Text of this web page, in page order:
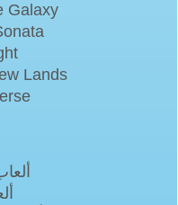
Galaxy
Lands